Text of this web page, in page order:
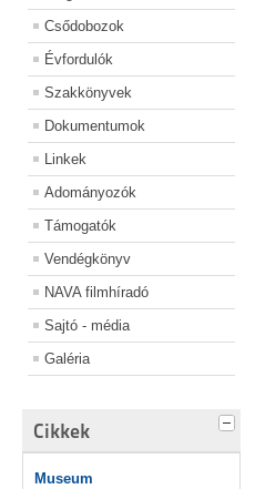
Csődobozok
Évfordulók
Szakkönyvek
Dokumentumok
Linkek
Adományozók
Támogatók
Vendégkönyv
NAVA filmhíradó
Sajtó - média
Galéria
Cikkek
Museum